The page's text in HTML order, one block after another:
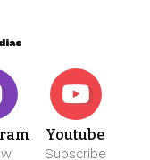
Youtube
Subscribe